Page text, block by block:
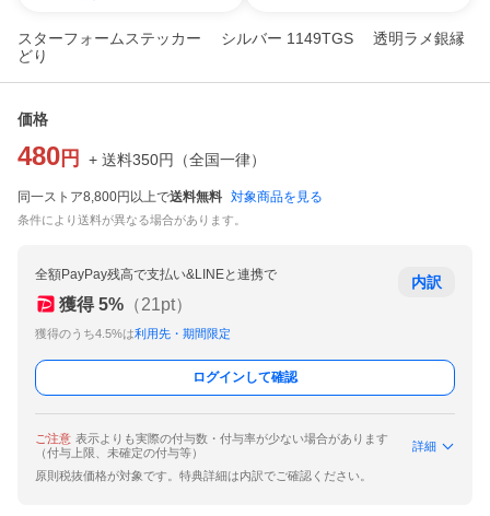
スターフォームステッカー シルバー 1149TGS 透明ラメ銀縁
どり
価格
480 円 + 送料350円 （全国一律）
同一ストア8,800円以上で送料無料 対象商品を見る
条件により送料が異なる場合があります。
全額PayPay残高で支払い&LINEと連携で
獲得 5% （21pt）
獲得のうち4.5%は利用先・期間限定
内訳
ログインして確認
ご注意 表示よりも実際の付与数・付与率が少ない場合があります
（付与上限、未確定の付与等）
詳細
原則税抜価格が対象です。特典詳細は内訳でご確認ください。